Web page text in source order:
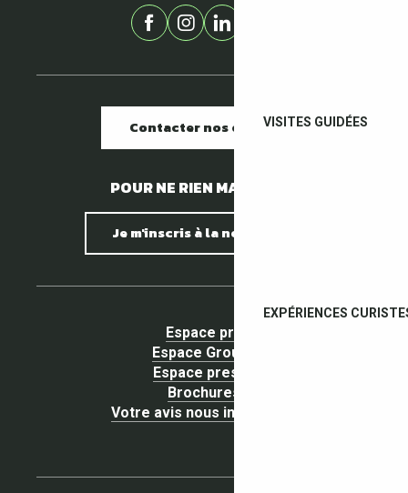
VISITES GUIDÉES
EXPÉRIENCES
Contacter nos offices
POUR NE RIEN MANQUER !
Je m'inscris à la newsletter
Espace pro
Espace Groupe
Espace presse
Brochures
Votre avis nous intéresse !